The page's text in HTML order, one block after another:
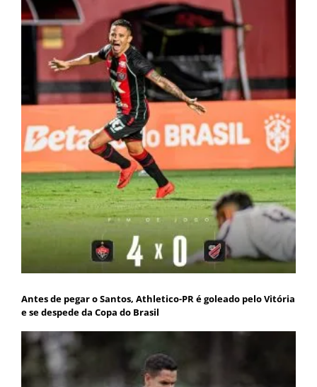
Antes de pegar o Santos, Athletico-PR é goleado pelo Vitória
e se despede da Copa do Brasil